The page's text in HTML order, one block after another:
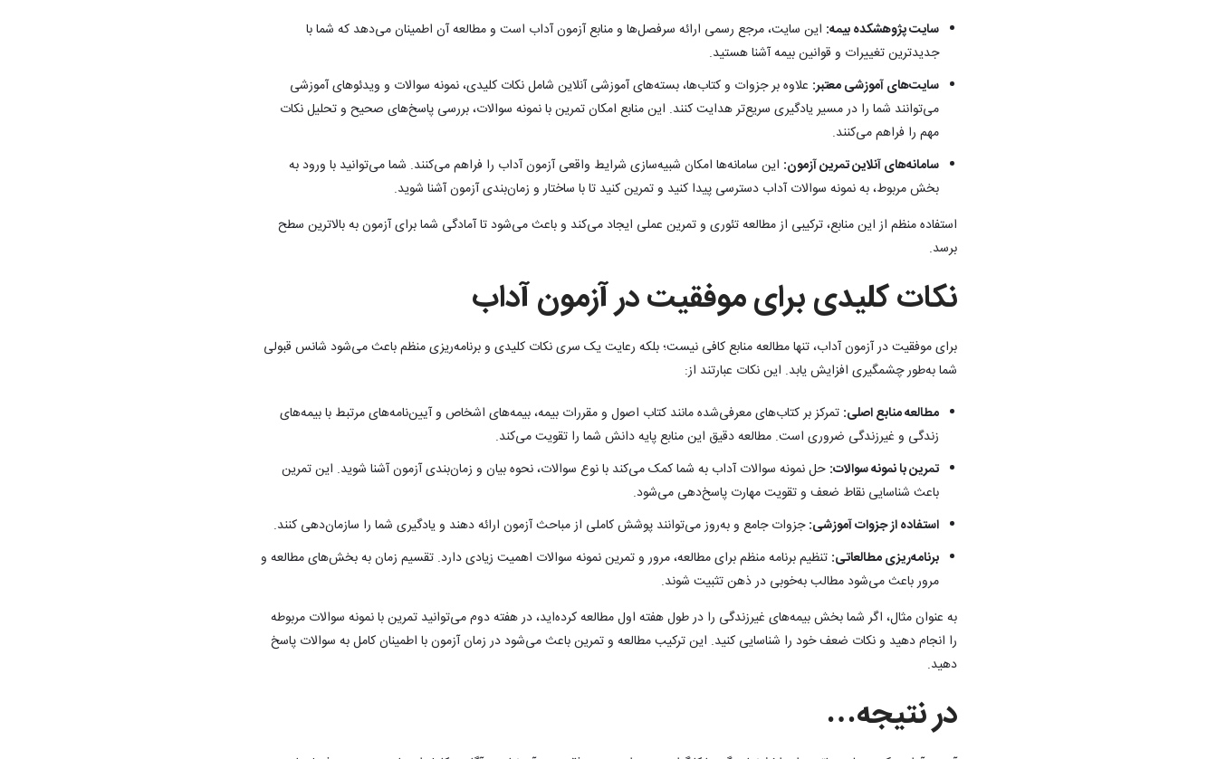
سایت پژوهشکده بیمه: این سایت، مرجع رسمی ارائه سرفصل‌ها و منابع آزمون آداب است و مطالعه آن اطمینان می‌دهد که شما با
جدیدترین تغییرات و قوانین بیمه آشنا هستید.
سایت‌های آموزشی معتبر: علاوه بر جزوات و کتاب‌ها، بسته‌های آموزشی آنلاین شامل نکات کلیدی، نمونه سوالات و ویدئوهای آموزشی
می‌توانند شما را در مسیر یادگیری سریع‌تر هدایت کنند. این منابع امکان تمرین با نمونه سوالات، بررسی پاسخ‌های صحیح و تحلیل نکات
مهم را فراهم می‌کنند.
سامانه‌های آنلاین تمرین آزمون: این سامانه‌ها امکان شبیه‌سازی شرایط واقعی آزمون آداب را فراهم می‌کنند. شما می‌توانید با ورود به
بخش مربوط، به نمونه سوالات آداب دسترسی پیدا کنید و تمرین کنید تا با ساختار و زمان‌بندی آزمون آشنا شوید.
استفاده منظم از این منابع، ترکیبی از مطالعه تئوری و تمرین عملی ایجاد می‌کند و باعث می‌شود تا آمادگی شما برای آزمون به بالاترین سطح
برسد.
نکات کلیدی برای موفقیت در آزمون آداب
برای موفقیت در آزمون آداب، تنها مطالعه منابع کافی نیست؛ بلکه رعایت یک سری نکات کلیدی و برنامه‌ریزی منظم باعث می‌شود شانس قبولی
شما به‌طور چشمگیری افزایش یابد. این نکات عبارتند از:
مطالعه منابع اصلی: تمرکز بر کتاب‌های معرفی‌شده مانند کتاب اصول و مقررات بیمه، بیمه‌های اشخاص و آیین‌نامه‌های مرتبط با بیمه‌های
زندگی و غیرزندگی ضروری است. مطالعه دقیق این منابع پایه دانش شما را تقویت می‌کند.
تمرین با نمونه سوالات: حل نمونه سوالات آداب به شما کمک می‌کند با نوع سوالات، نحوه بیان و زمان‌بندی آزمون آشنا شوید. این تمرین
باعث شناسایی نقاط ضعف و تقویت مهارت پاسخ‌دهی می‌شود.
استفاده از جزوات آموزشی:جزوات جامع و به‌روز می‌توانند پوشش کاملی از مباحث آزمون ارائه دهند و یادگیری شما را سازمان‌دهی کنند.
برنامه‌ریزی مطالعاتی: تنظیم برنامه منظم برای مطالعه، مرور و تمرین نمونه سوالات اهمیت زیادی دارد. تقسیم زمان به بخش‌های مطالعه و
مرور باعث می‌شود مطالب به‌خوبی در ذهن تثبیت شوند.
به عنوان مثال، اگر شما بخش بیمه‌های غیرزندگی را در طول هفته اول مطالعه کرده‌اید، در هفته دوم می‌توانید تمرین با نمونه سوالات مربوطه
را انجام دهید و نکات ضعف خود را شناسایی کنید. این ترکیب مطالعه و تمرین باعث می‌شود در زمان آزمون با اطمینان کامل به سوالات پاسخ
دهید.
در نتیجه…